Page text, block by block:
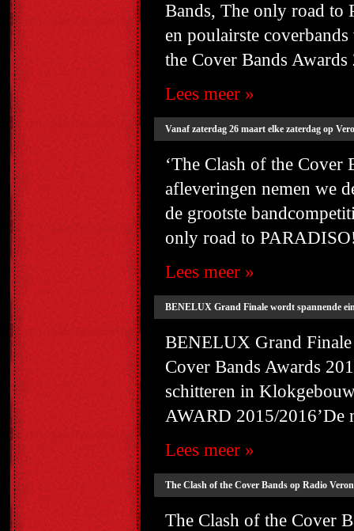
Bands, The only road to
en poulairste
the Cover Bands
Lees meer »
Vanaf zaterdag 26 maart elke zaterdag op
‘The Clash of the
afleveringen nemen we
de grootste
only road to
Lees meer »
BENELUX Grand Finale wordt spannende
BENELUX Grand Finale
Cover Bands Awards
schitteren in
AWARD 2015/2016’De
Lees meer »
The Clash of the Cover Bands op Radio
The Clash of the Cover